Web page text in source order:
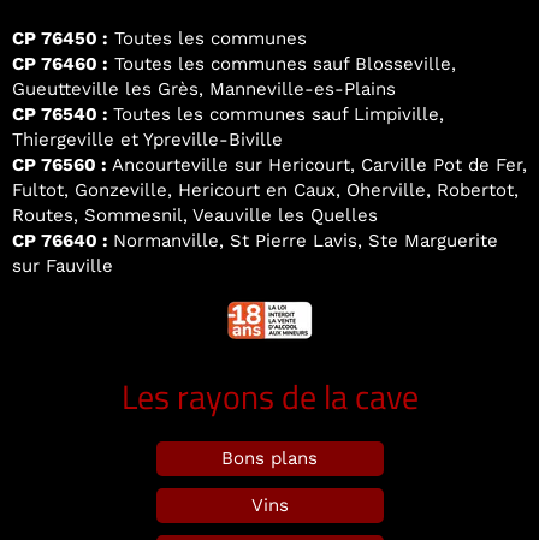
CP 76450 : Toutes les communes
CP 76460 : Toutes les communes sauf Blosseville,
Gueutteville les Grès, Manneville-es-Plains
CP 76540 : Toutes les communes sauf Limpiville,
Thiergeville et Ypreville-Biville
CP 76560 : Ancourteville sur Hericourt, Carville Pot de Fer,
Fultot, Gonzeville, Hericourt en Caux, Oherville, Robertot,
Routes, Sommesnil, Veauville les Quelles
CP 76640 : Normanville, St Pierre Lavis, Ste Marguerite
sur Fauville
Les rayons de la cave
Bons plans
Vins